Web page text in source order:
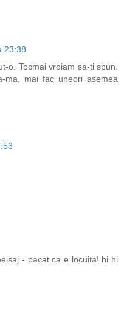
23:38
o. Tocmai vroiam sa-ti spun.
ma, mai fac uneori asemea
- pacat ca e locuita! hi hi